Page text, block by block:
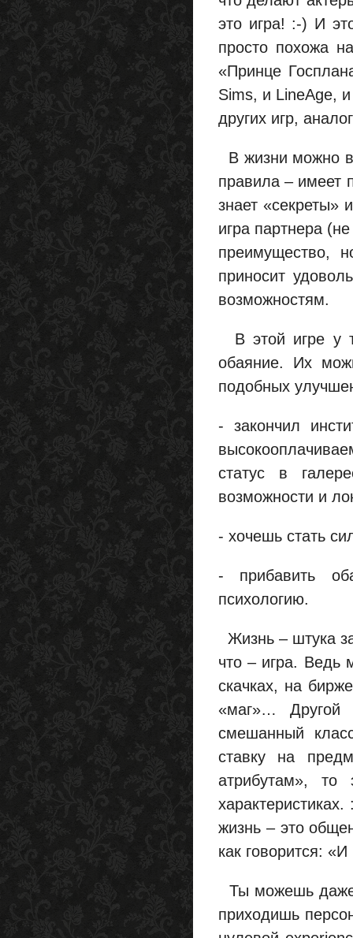
это игра! :-) И
просто похожа
«Принце
Sims, и LineAge,
других игр,
В жизни можно
правила – имеет
знает «секреты»
игра партнера
преимущество,
приносит
возможностям.
В этой игре у
обаяние. Их
подобных
- закончил
статус в
возможности и
- хочешь стать
- прибавить
психологию.
Жизнь – штука
что – игра. Ведь
скачках, на
«маг»…
смешанный
ставку на
атрибутам», то
жизнь – это
как говорится:
Ты можешь даже
приходишь